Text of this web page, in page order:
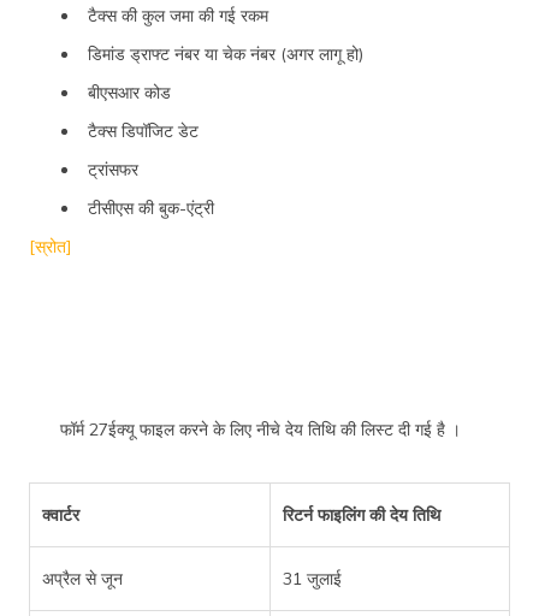
टैक्स की कुल जमा की गई रकम
डिमांड ड्राफ्ट नंबर या चेक नंबर (अगर लागू हो)
बीएसआर कोड
टैक्स डिपॉजिट डेट
ट्रांसफर
टीसीएस की बुक-एंट्री
[स्रोत]
फॉर्म 27ईक्यू फाइल करने के लिए नीचे देय तिथि की लिस्ट दी गई है ।
क्वार्टर रिटर्न फाइलिंग की देय तिथि
अप्रैल से जून 31 जुलाई